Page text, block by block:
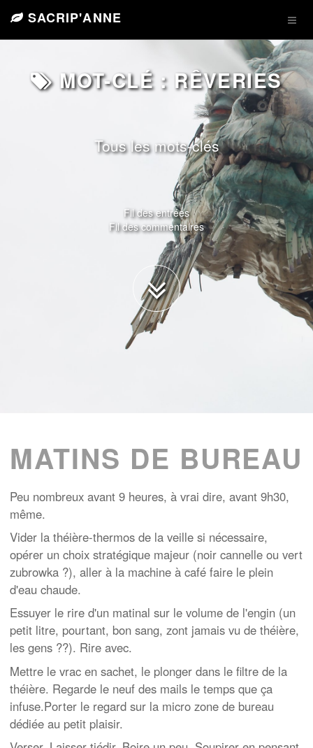
SACRIP'ANNE
MOT-CLÉ : RÊVERIES
Tous les mots-clés
Fil des entrées
Fil des commentaires
MATINS DE BUREAU
Peu nombreux avant 9 heures, à vrai dire, avant 9h30,
même.
Vider la théière-thermos de la veille si nécessaire,
opérer un choix stratégique majeur (noir cannelle ou vert
zubrowka ?), aller à la machine à café faire le plein
d'eau chaude.
Essuyer le rire d'un matinal sur le volume de l'engin (un
petit litre, pourtant, bon sang, zont jamais vu de théière,
les gens ??). Rire avec.
Mettre le vrac en sachet, le plonger dans le filtre de la
théière. Regarde le neuf des mails le temps que ça
infuse.Porter le regard sur la micro zone de bureau
dédiée au petit plaisir.